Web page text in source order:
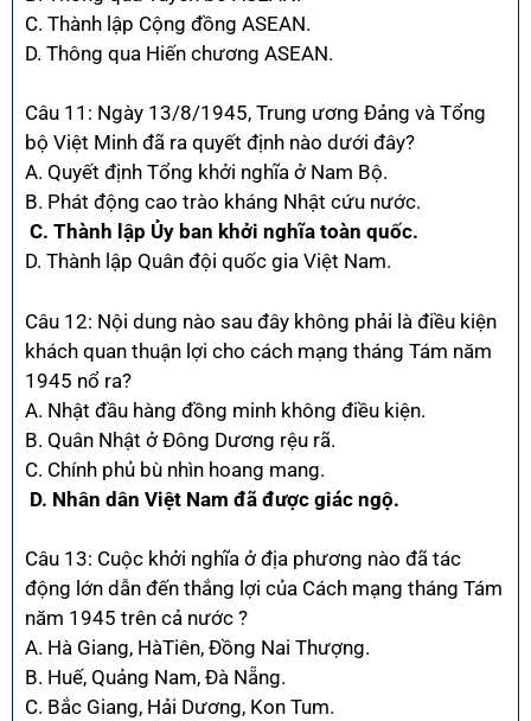
C. Thành lập Cộng đồng ASEAN.
D. Thông qua Hiến chương ASEAN.
Câu 11: Ngày 13/8/1945, Trung ương Đảng và Tổng
bộ Việt Minh đã ra quyết định nào dưới đây?
A. Quyết định Tổng khởi nghĩa ở Nam Bộ.
B. Phát động cao trào kháng Nhật cứu nước.
C. Thành lập Ủy ban khởi nghĩa toàn quốc.
D. Thành lập Quân đội quốc gia Việt Nam.
Câu 12: Nội dung nào sau đây không phải là điều kiện
khách quan thuận lợi cho cách mạng tháng Tám năm
1945 nổ ra?
A. Nhật đầu hàng đồng minh không điều kiện.
B. Quân Nhật ở Đông Dương rệu rã.
C. Chính phủ bù nhìn hoang mang.
D. Nhân dân Việt Nam đã được giác ngộ.
Câu 13: Cuộc khởi nghĩa ở địa phương nào đã tác
động lớn dẫn đến thắng lợi của Cách mạng tháng Tám
năm 1945 trên cả nước ?
A. Hà Giang, HàTiên, Đồng Nai Thượng.
B. Huế, Quảng Nam, Đà Nẵng.
C. Bắc Giang, Hải Dương, Kon Tum.